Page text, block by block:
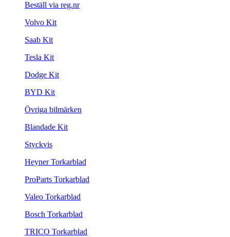
Beställ via reg.nr
Volvo Kit
Saab Kit
Tesla Kit
Dodge Kit
BYD Kit
Övriga bilmärken
Blandade Kit
Styckvis
Heyner Torkarblad
ProParts Torkarblad
Valeo Torkarblad
Bosch Torkarblad
TRICO Torkarblad